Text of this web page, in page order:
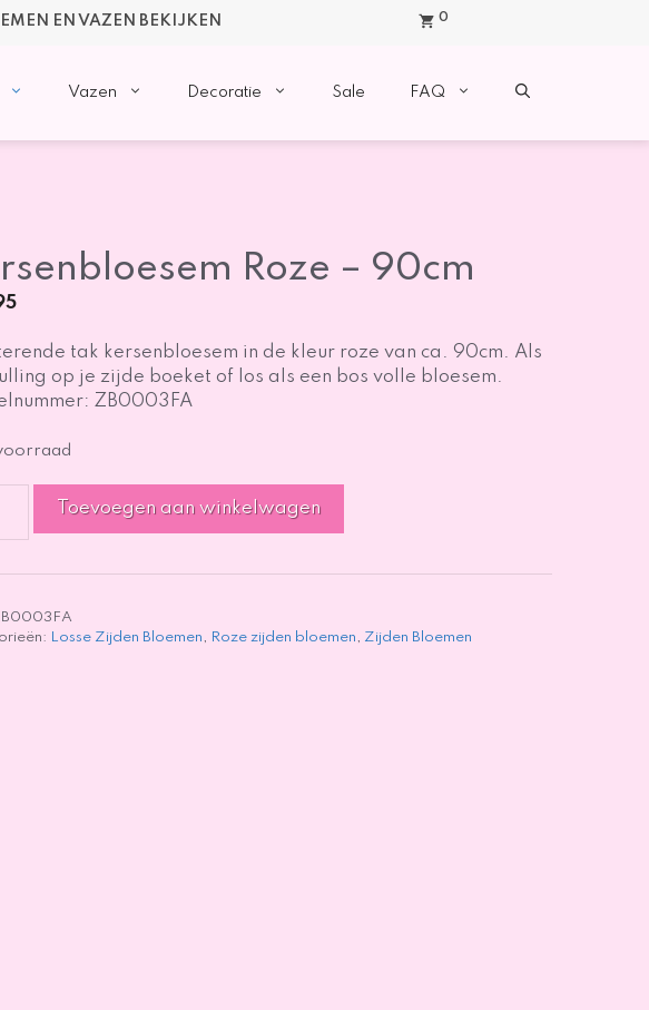
EN VAZEN BEKIJKEN 0
Vazen Decoratie Sale FAQ
Roze – 90cm
tak kersenbloesem in de kleur roze van ca. 90cm. Als
op je zijde boeket of los als een bos volle bloesem.
ZB0003FA
Toevoegen aan winkelwagen
Losse Zijden Bloemen, Roze zijden bloemen, Zijden Bloemen